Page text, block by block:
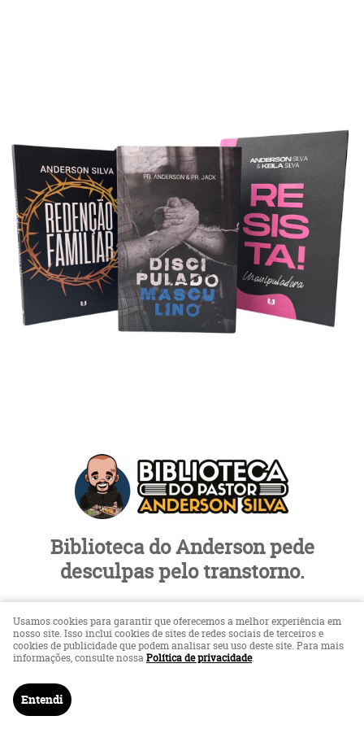
Biblioteca do Anderson pede
desculpas pelo transtorno.
Loja em Manutenção
Usamos cookies para garantir que oferecemos a melhor experiência em
nosso site. Isso inclui cookies de sites de redes sociais de terceiros e
cookies de publicidade que podem analisar seu uso deste site. Para mais
informações, consulte nossaPolítica de privacidade.
Entendi